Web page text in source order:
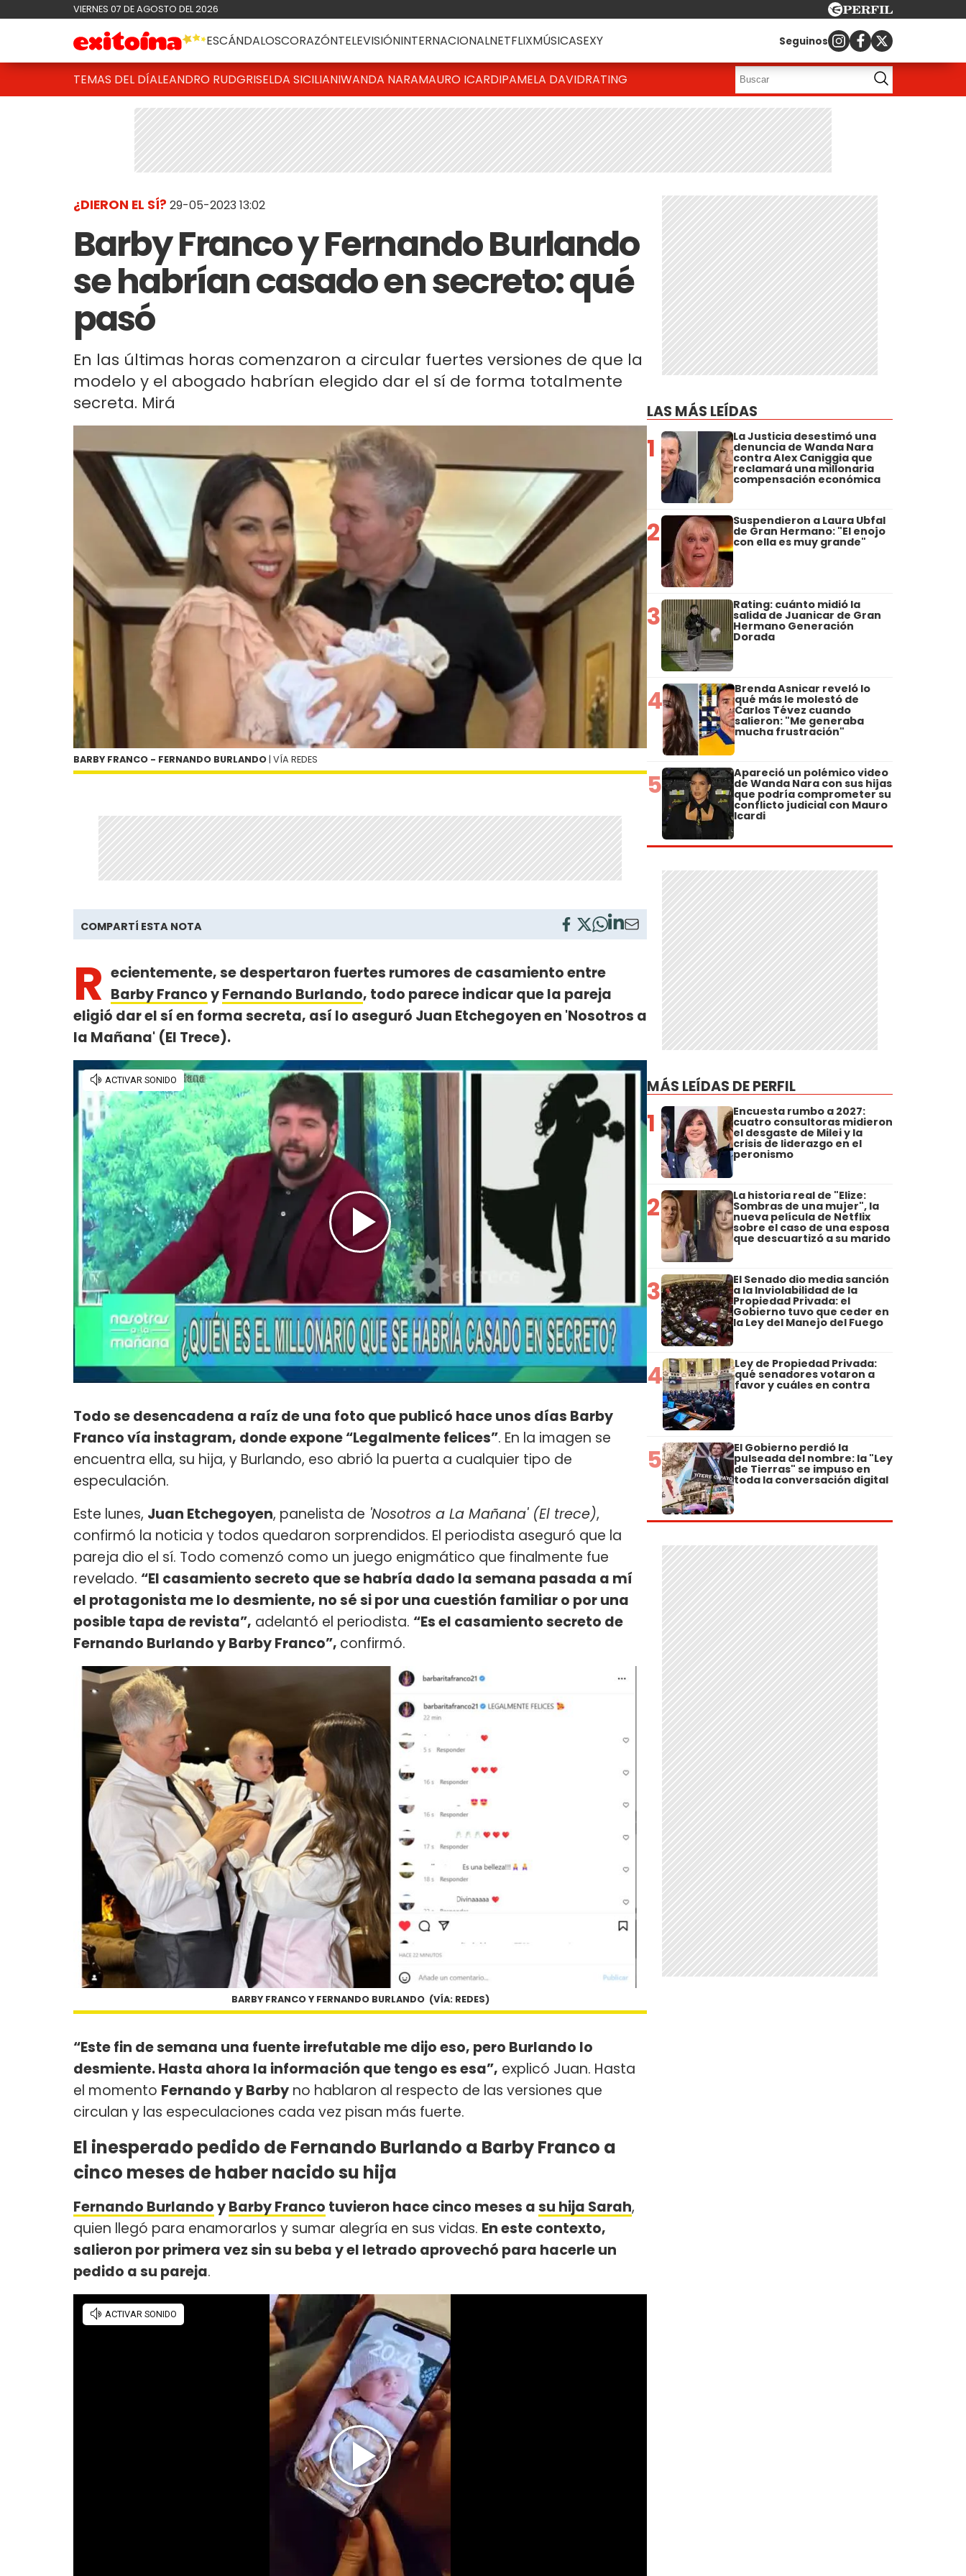
VIERNES 07 DE AGOSTO DEL 2026
ESCÁNDALOSCORAZÓNTELEVISIÓNINTERNACIONALNETFLIXMÚSICASEXY Seguinos
TEMAS DEL DÍALEANDRO RUDGRISELDA SICILIANIWANDA NARAMAURO ICARDIPAMELA DAVIDRATING
¿DIERON EL SÍ? 29-05-2023 13:02
Barby Franco y Fernando Burlando
se habrían casado en secreto: qué
pasó
En las últimas horas comenzaron a circular fuertes versiones de que la
modelo y el abogado habrían elegido dar el sí de forma totalmente
secreta. Mirá
BARBY FRANCO - FERNANDO BURLANDO | VÍA REDES
COMPARTÍ ESTA NOTA
R ecientemente, se despertaron fuertes rumores de casamiento entre
Barby FrancoyFernando Burlando, todo parece indicar que la pareja
eligió dar el sí en forma secreta, así lo aseguró Juan Etchegoyen en 'Nosotros a
la Mañana' (El Trece).
Todo se desencadena a raíz de una foto que publicó hace unos días Barby
Franco vía instagram, donde expone “Legalmente felices”. En la imagen se
encuentra ella, su hija, y Burlando, eso abrió la puerta a cualquier tipo de
especulación.
Este lunes, Juan Etchegoyen, panelista de 'Nosotros a La Mañana' (El trece),
confirmó la noticia y todos quedaron sorprendidos. El periodista aseguró que la
pareja dio el sí. Todo comenzó como un juego enigmático que finalmente fue
revelado. “El casamiento secreto que se habría dado la semana pasada a mí
el protagonista me lo desmiente, no sé si por una cuestión familiar o por una
posible tapa de revista”, adelantó el periodista. “Es el casamiento secreto de
Fernando Burlando y Barby Franco”, confirmó.
BARBY FRANCO Y FERNANDO BURLANDO (VÍA: REDES)
“Este fin de semana una fuente irrefutable me dijo eso, pero Burlando lo
desmiente. Hasta ahora la información que tengo es esa”, explicó Juan. Hasta
el momento Fernando y Barby no hablaron al respecto de las versiones que
circulan y las especulaciones cada vez pisan más fuerte.
El inesperado pedido de Fernando Burlando a Barby Franco a
cinco meses de haber nacido su hija
Fernando BurlandoyBarby Franco tuvieron hace cinco meses asu hija Sarah,
quien llegó para enamorarlos y sumar alegría en sus vidas. En este contexto,
salieron por primera vez sin su beba y el letrado aprovechó para hacerle un
pedido a su pareja.
LAS MÁS LEÍDAS
1 La Justicia desestimó una
denuncia de Wanda Nara
contra Alex Caniggia que
reclamará una millonaria
compensación económica
2 Suspendieron a Laura Ubfal
de Gran Hermano: "El enojo
con ella es muy grande"
3 Rating: cuánto midió la
salida de Juanicar de Gran
Hermano Generación
Dorada
4 Brenda Asnicar reveló lo
qué más le molestó de
Carlos Tévez cuando
salieron: "Me generaba
mucha frustración"
5 Apareció un polémico video
de Wanda Nara con sus hijas
que podría comprometer su
conflicto judicial con Mauro
Icardi
MÁS LEÍDAS DE PERFIL
1 Encuesta rumbo a 2027:
cuatro consultoras midieron
el desgaste de Milei y la
crisis de liderazgo en el
peronismo
2 La historia real de "Elize:
Sombras de una mujer", la
nueva película de Netflix
sobre el caso de una esposa
que descuartizó a su marido
3 El Senado dio media sanción
a la Inviolabilidad de la
Propiedad Privada: el
Gobierno tuvo que ceder en
la Ley del Manejo del Fuego
4 Ley de Propiedad Privada:
qué senadores votaron a
favor y cuáles en contra
5 El Gobierno perdió la
pulseada del nombre: la "Ley
de Tierras" se impuso en
toda la conversación digital